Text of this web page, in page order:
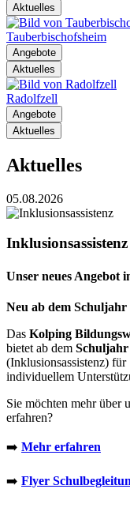
Aktuelles
Tauberbischofsheim
Angebote
Aktuelles
Radolfzell
Angebote
Aktuelles
Aktuelles
05.08.2026
Inklusionsassistenz
Unser neues Angebot
Neu ab dem
Das Kolping
bietet ab dem Schuljahr
(Inklusionsassistenz)
individuellem
Sie möchten mehr über
erfahren?
➡️ Mehr erfahren
➡️ Flyer